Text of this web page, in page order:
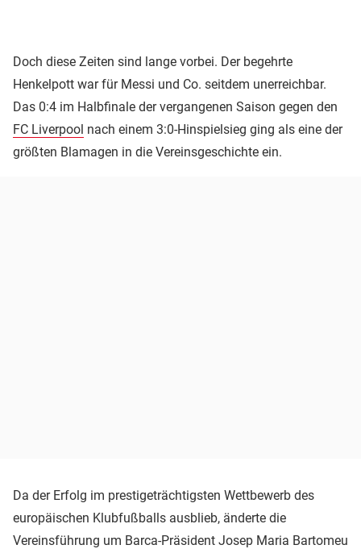
Doch diese Zeiten sind lange vorbei. Der begehrte
Henkelpott war für Messi und Co. seitdem unerreichbar.
Das 0:4 im Halbfinale der vergangenen Saison gegen den
FC Liverpool nach einem 3:0-Hinspielsieg ging als eine der
größten Blamagen in die Vereinsgeschichte ein.
Da der Erfolg im prestigeträchtigsten Wettbewerb des
europäischen Klubfußballs ausblieb, änderte die
Vereinsführung um Barca-Präsident Josep Maria Bartomeu